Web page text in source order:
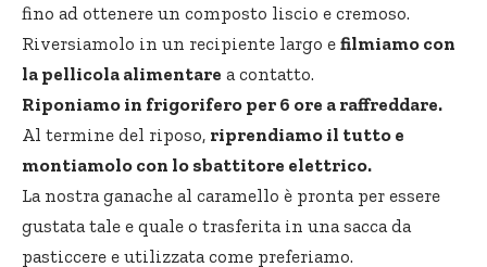
fino ad ottenere un composto liscio e cremoso.
Riversiamolo in un recipiente largo e filmiamo con
la pellicola alimentare a contatto.
Riponiamo in frigorifero per 6 ore a raffreddare.
Al termine del riposo, riprendiamo il tutto e
montiamolo con lo sbattitore elettrico.
La nostra ganache al caramello è pronta per essere
gustata tale e quale o trasferita in una sacca da
pasticcere e utilizzata come preferiamo.